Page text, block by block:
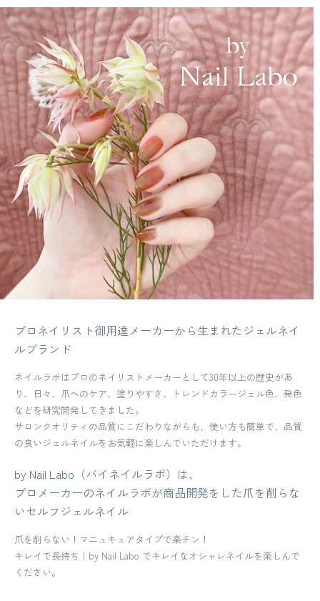
プロネイリスト御用達メーカーから生まれたジェルネイ
ルブランド
ネイルラボはプロのネイリストメーカーとして30年以上の歴史があ
り、日々、爪へのケア、塗りやすさ、トレンドカラージェル色、発色
などを研究開発してきました。
サロンクオリティの品質にこだわりながらも、使い方も簡単で、品質
の良いジェルネイルをお気軽に楽しんでいただけます。
by Nail Labo（バイネイルラボ）は、
プロメーカーのネイルラボが商品開発をした爪を削らな
いセルフジェルネイル
爪を削らない！マニュキュアタイプで楽チン！
キレイで長持ち｜by Nail Labo でキレイなオシャレネイルを楽しんで
ください。